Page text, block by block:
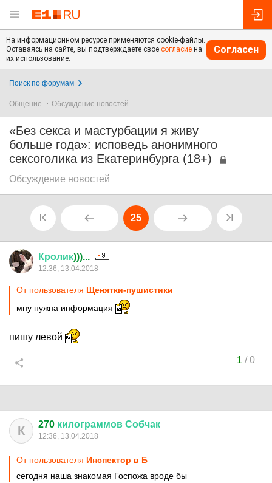
На информационном ресурсе применяются cookie-файлы.
Оставаясь на сайте, вы подтверждаете свое согласие на
их использование.
Согласен
Поиск по форумам
Общение Обсуждение новостей
«Без секса и мастурбации я живу
больше года»: исповедь анонимного
сексоголика из Екатеринбурга (18+)
Обсуждение новостей
25
Кролик)))...
12:36, 13.04.2018
От пользователя Щенятки-пушистики
мну нужна информация
пишу левой
1 /0
К 270 килограммов Собчак
12:36, 13.04.2018
От пользователя Инспектор в Б
сегодня наша знакомая Госпожа вроде бы